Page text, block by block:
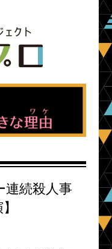
連続殺人事